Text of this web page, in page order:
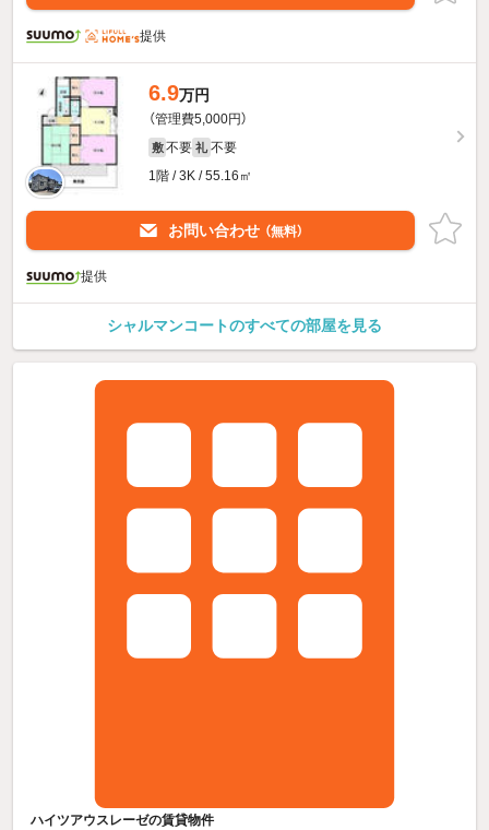
提供
6.9万円
（管理費5,000円）
敷 不要 礼 不要
1階 / 3K / 55.16㎡
お問い合わせ （無料）
提供
シャルマンコートのすべての部屋を見る
ハイツアウスレーゼの賃貸物件